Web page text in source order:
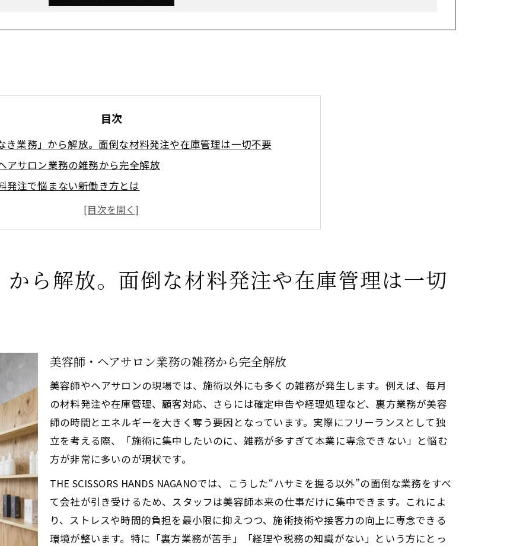
目次
き業務」から解放。面倒な材料発注や在庫管理は一切不要
アサロン業務の雑務から完全解放
発注で悩まない新働き方とは
庫管理を任せてタイパ向上へ
ーランスの裏方業務がゼロに
」なし！高品質な薬剤をコストを気にせず提案できる
アサロンで材料費負担がない安心感
質薬剤を自由に使える新メリット
えた施術提案で顧客満足度アップ
ムやトラブルも会社が盾に。一人で全責任を負わない安心感
アサロンのクレーム対応も会社が代行
ブル時に一人で悩まないサポート体制
責任を分担し安心して施術できる環境
スでもトラブル時の不安を解消する仕組み
美容師のリスク対策で心の余裕を確保
戦いは終わり。確定申告やインボイス対応も会社にお任せ
アサロン確定申告の悩みをゼロに
ら解放。面倒な材料発注や在庫管理は一切
美容師・ヘアサロン業務の雑務から完全解放
美容師やヘアサロンの現場では、施術以外にも多くの雑務が発生します。例えば、毎月
の材料発注や在庫管理、顧客対応、さらには確定申告や経理処理など、裏方業務が美容
師の時間とエネルギーを大きく奪う要因となっています。実際にフリーランスとして独
立を考える際、「施術に集中したいのに、雑務が多すぎて本業に専念できない」と悩む
方が非常に多いのが現状です。
THE SCISSORS HANDS NAGANOでは、こうした“ハサミを握る以外”の面倒な業務をすべ
て会社が引き受けるため、スタッフは美容師本来の仕事だけに集中できます。これによ
り、ストレスや時間的負担を最小限に抑えつつ、施術技術や接客力の向上に専念できる
環境が整います。特に「裏方業務が苦手」「経理や税務の知識がない」という方にとっ